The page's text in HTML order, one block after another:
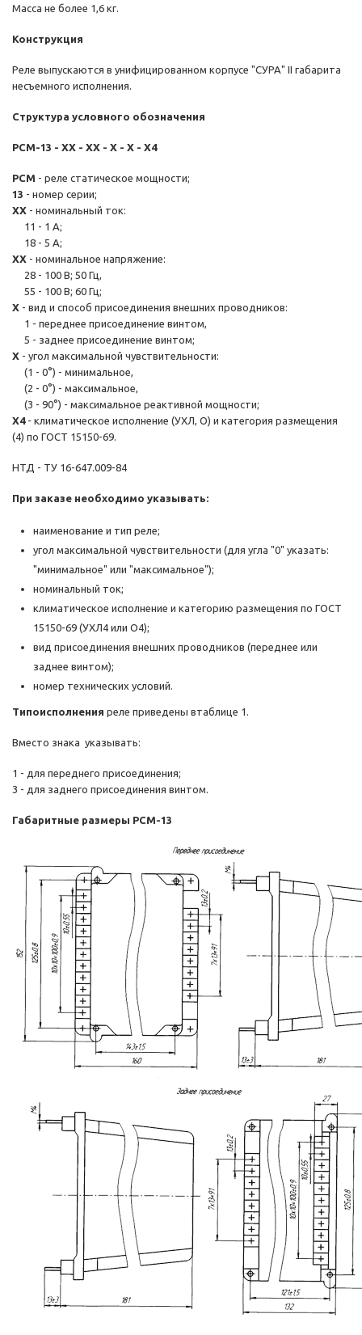
Масса не более 1,6 кг.
Конструкция
Реле выпускаются в унифицированном корпусе "СУРА" II габарита
несъемного исполнения.
Структура условного обозначения
РСМ-13 - ХХ - ХХ - Х - Х - Х4
РСМ - реле статическое мощности;
13 - номер серии;
ХХ - номинальный ток:
11 - 1 А;
18 - 5 А;
ХХ - номинальное напряжение:
28 - 100 В; 50 Гц,
55 - 100 В; 60 Гц;
Х - вид и способ присоединения внешних проводников:
1 - переднее присоединение винтом,
5 - заднее присоединение винтом;
Х - угол максимальной чувствительности:
(1 - 0°) - минимальное,
(2 - 0°) - максимальное,
(3 - 90°) - максимальное реактивной мощности;
Х4- климатическое исполнение (УХЛ, О) и категория размещения
(4) по ГОСТ 15150-69.
НТД - ТУ 16-647.009-84
При заказе необходимо указывать:
наименование и тип реле;
угол максимальной чувствительности (для угла "0" указать:
"минимальное" или "максимальное");
номинальный ток;
климатическое исполнение и категорию размещения по ГОСТ
15150-69 (УХЛ4 или О4);
вид присоединения внешних проводников (переднее или
заднее винтом);
номер технических условий.
Типоисполнения реле приведены втаблице 1.
Вместо знака  указывать:
1 - для переднего присоединения;
3 - для заднего присоединения винтом.
Габаритные размеры РСМ-13